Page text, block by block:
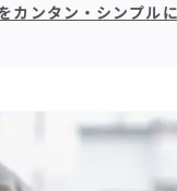
カンタン・シンプルに